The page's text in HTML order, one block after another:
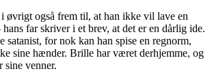
øvrigt også frem til, at han ikke vil lave en
far skriver i et brev, at det er en dårlig ide.
satanist, for nok kan han spise en regnorm,
sine hænder. Brille har været derhjemme, og
sine venner.